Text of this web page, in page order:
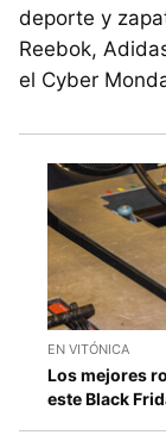
deporte y
Reebok,
el Cyber
EN VITÓNICA
Los mejores
este Black